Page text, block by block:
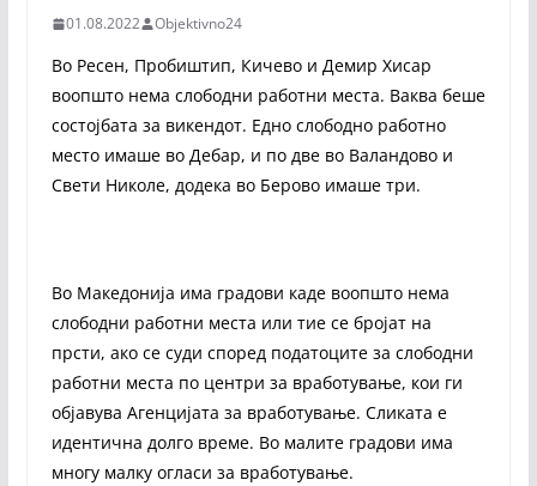
01.08.2022 Objektivno24
Во Ресен, Пробиштип, Кичево и Демир Хисар
воопшто нема слободни работни места. Ваква беше
состојбата за викендот. Едно слободно работно
место имаше во Дебар, и по две во Валандово и
Свети Николе, додека во Берово имаше три.
Во Македонија има градови каде воопшто нема
слободни работни места или тие се бројат на
прсти, ако се суди според податоците за слободни
работни места по центри за вработување, кои ги
објавува Агенцијата за вработување. Сликата е
идентична долго време. Во малите градови има
многу малку огласи за вработување.